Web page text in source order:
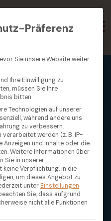
Präferenz
Sie unsere Website weiter
Ihre Einwilligung zu
müssen Sie Ihre
bitten.
Technologien auf unserer
während andere uns
zu verbessern.
verarbeitet werden (z. B. IP-
Anzeigen und Inhalte oder die
Weitere Informationen über
Sie in unserer
keine Verpflichtung, in die
um dieses Angebot zu
unter Einstellungen
Sie, dass aufgrund
nicht alle Funktionen